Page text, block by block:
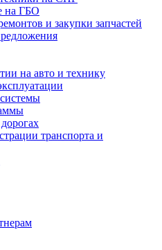
на ГБО
и закупки запчастей
на авто и технику
транспорта и